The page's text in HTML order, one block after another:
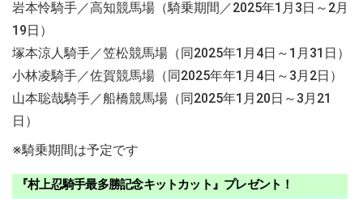
岩本怜騎手／高知競馬場（騎乗期間／2025年1月3日～2月
19日）
塚本涼人騎手／笠松競馬場（同2025年1月4日～1月31日）
小林凌騎手／佐賀競馬場（同2025年年1月4日～3月2日）
山本聡哉騎手／船橋競馬場（同2025年1月20日～3月21
日）
※騎乗期間は予定です
『村上忍騎手最多勝記念キットカット』プレゼント！